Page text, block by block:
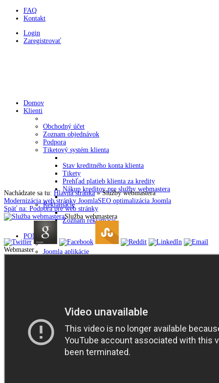
FAQ
Kontakt
Login
Zaregistrovať
Domov
Klienti
Obchodný účet
Zoznam objednávok
Podpora
Tiketový systém klienta
Stav kreditného konta klienta
Tikety
Prehľad platieb klienta za kredity
Nákup kreditov pre služby webmastera
Reklamácie
Zoznam reklamácií
PONUKA
Joomla aplikácie
Weby
HOLDYSOFTWARE
Referencie
Všeobecné obchodné podmienky
Nachádzate sa tu: Hlavná stránka»Služby webmastera
Modernizácia web stránky JoomlaSEO optimalizácia Joomla
Späť na: Podpora pre web stránky
Služba webmastera
Webmaster